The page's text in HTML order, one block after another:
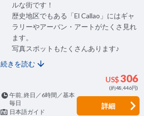
ルな街です！
歴史地区でもある「El Callao」にはギャ
ラリーやアーバン・アートがたくさ見れ
ます。
写真スポットもたくさんあります♪
続きを読む
US$306
(約48,446円)
午前, 終日／6時間／基本
毎日
日本語ガイド
詳細